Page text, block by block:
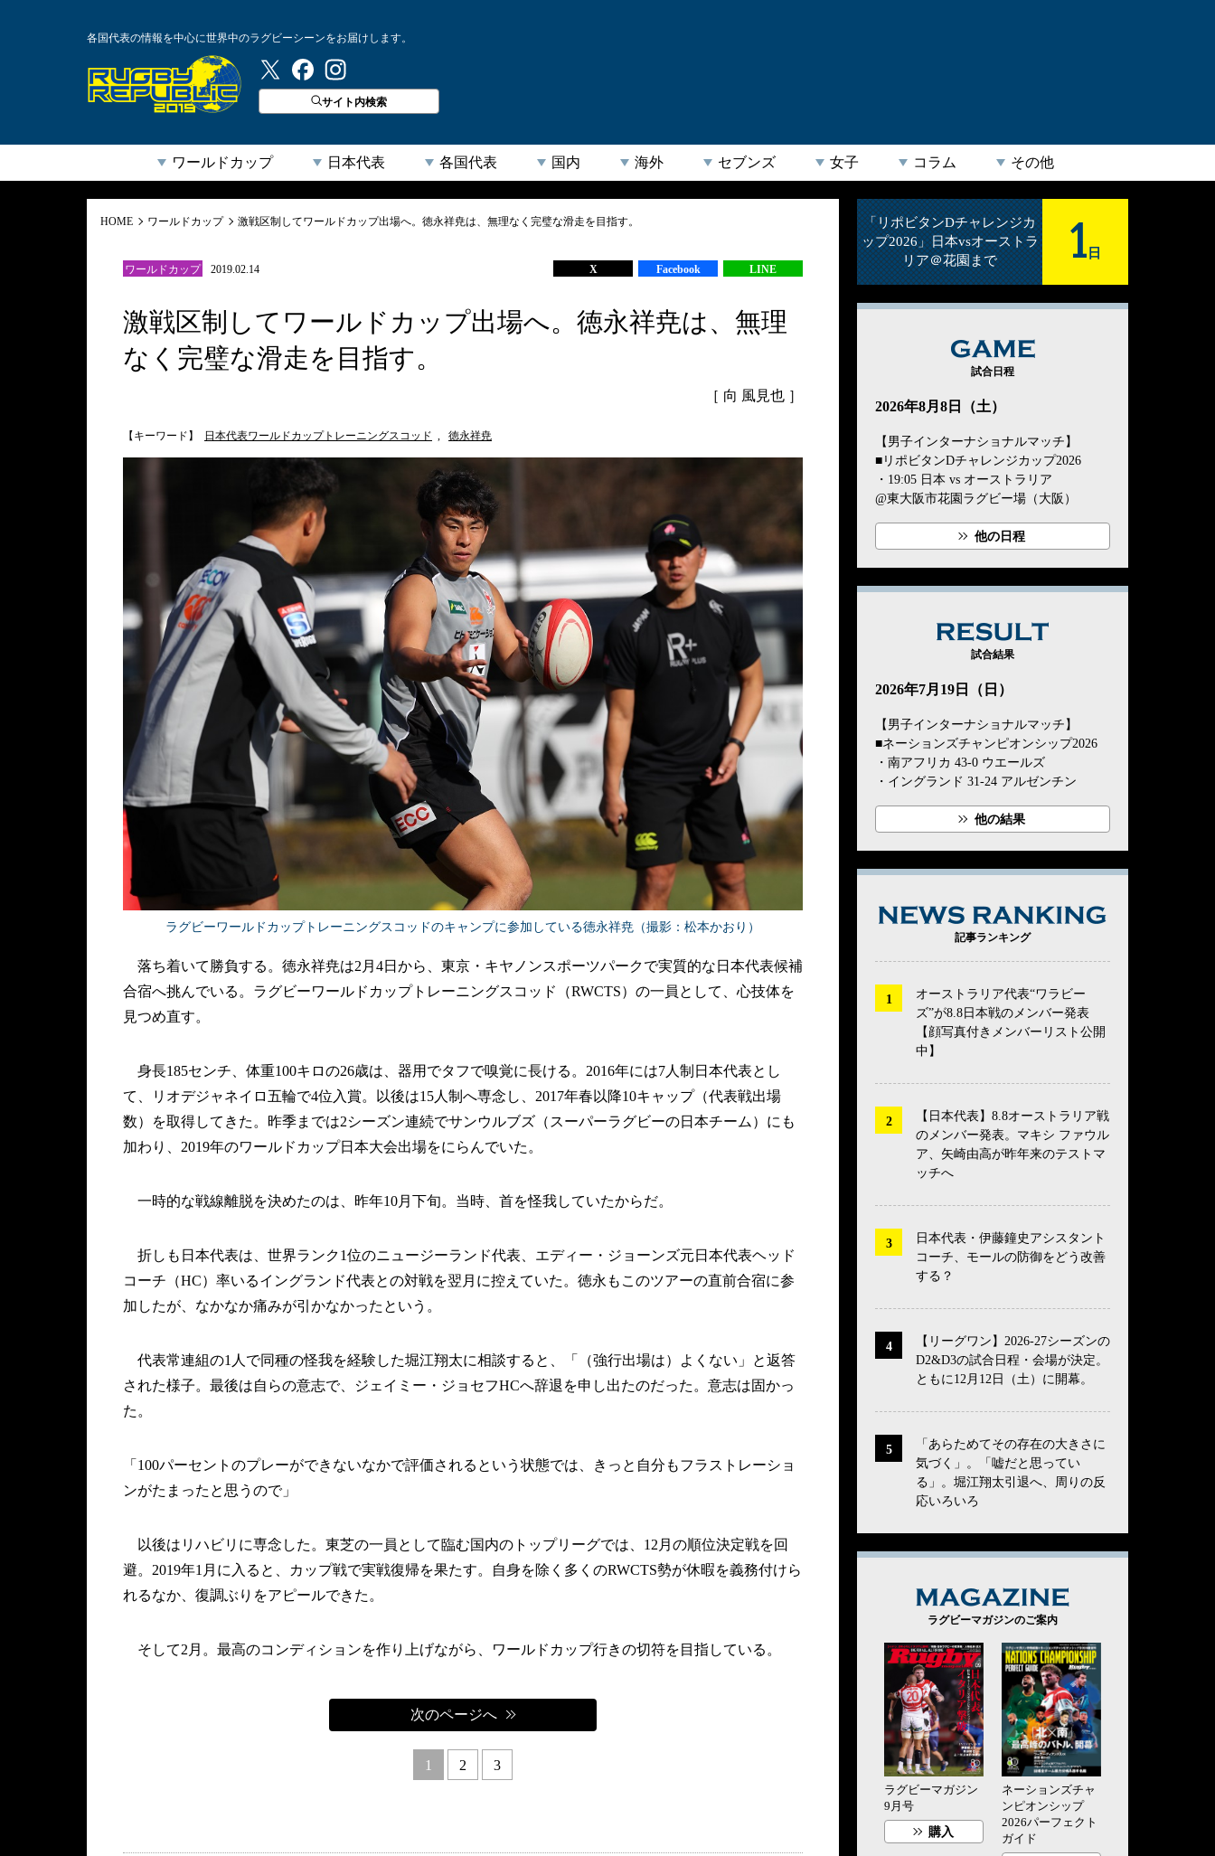
各国代表の情報を中心に世界中のラグビーシーンをお届けします。
ラグビーリパブリック
サイト内検索
ワールドカップ 日本代表 各国代表 国内 海外 セブンズ 女子 コラム その他
HOME ワールドカップ 激戦区制してワールドカップ出場へ。徳永祥尭は、無理なく完璧な滑走を目指す。
ワールドカップ 2019.02.14 X Facebook LINE
激戦区制してワールドカップ出場へ。徳永祥尭は、無理
なく完璧な滑走を目指す。
［ 向 風見也 ］
【キーワード】 日本代表ワールドカップトレーニングスコッド , 徳永祥尭
ラグビーワールドカップトレーニングスコッドのキャンプに参加している徳永祥尭（撮影：松本かおり）
落ち着いて勝負する。徳永祥尭は2月4日から、東京・キヤノンスポーツパークで実質的な日本代表候補
合宿へ挑んでいる。ラグビーワールドカップトレーニングスコッド（RWCTS）の一員として、心技体を
見つめ直す。
身長185センチ、体重100キロの26歳は、器用でタフで嗅覚に長ける。2016年には7人制日本代表とし
て、リオデジャネイロ五輪で4位入賞。以後は15人制へ専念し、2017年春以降10キャップ（代表戦出場
数）を取得してきた。昨季までは2シーズン連続でサンウルブズ（スーパーラグビーの日本チーム）にも
加わり、2019年のワールドカップ日本大会出場をにらんでいた。
一時的な戦線離脱を決めたのは、昨年10月下旬。当時、首を怪我していたからだ。
折しも日本代表は、世界ランク1位のニュージーランド代表、エディー・ジョーンズ元日本代表ヘッド
コーチ（HC）率いるイングランド代表との対戦を翌月に控えていた。徳永もこのツアーの直前合宿に参
加したが、なかなか痛みが引かなかったという。
代表常連組の1人で同種の怪我を経験した堀江翔太に相談すると、「（強行出場は）よくない」と返答
された様子。最後は自らの意志で、ジェイミー・ジョセフHCへ辞退を申し出たのだった。意志は固かっ
た。
「100パーセントのプレーができないなかで評価されるという状態では、きっと自分もフラストレーショ
ンがたまったと思うので」
以後はリハビリに専念した。東芝の一員として臨む国内のトップリーグでは、12月の順位決定戦を回
避。2019年1月に入ると、カップ戦で実戦復帰を果たす。自身を除く多くのRWCTS勢が休暇を義務付けら
れるなか、復調ぶりをアピールできた。
そして2月。最高のコンディションを作り上げながら、ワールドカップ行きの切符を目指している。
次のページへ
1 2 3
「リポビタンDチャレンジカ
ップ2026」日本vsオーストラ
リア＠花園まで
1 日
GAME
試合日程
2026年8月8日（土）
【男子インターナショナルマッチ】
■リポビタンDチャレンジカップ2026
・19:05 日本 vs オーストラリア
@東大阪市花園ラグビー場（大阪）
他の日程
試合結果
2026年7月19日（日）
【男子インターナショナルマッチ】
■ネーションズチャンピオンシップ2026
・南アフリカ 43-0 ウエールズ
・イングランド 31-24 アルゼンチン
他の結果
記事ランキング
オーストラリア代表“ワラビー
ズ”が8.8日本戦のメンバー発表
【顔写真付きメンバーリスト公開
中】
【日本代表】8.8オーストラリア戦
のメンバー発表。マキシ ファウル
ア、矢崎由高が昨年来のテストマ
ッチへ
日本代表・伊藤鐘史アシスタント
コーチ、モールの防御をどう改善
する？
【リーグワン】2026-27シーズンの
D2&D3の試合日程・会場が決定。
ともに12月12日（土）に開幕。
「あらためてその存在の大きさに
気づく」。「嘘だと思ってい
る」。堀江翔太引退へ、周りの反
応いろいろ
ラグビーマガジンのご案内
ラグビーマガジン
9月号
購入
ネーションズチャ
ンピオンシップ
2026パーフェクト
ガイド